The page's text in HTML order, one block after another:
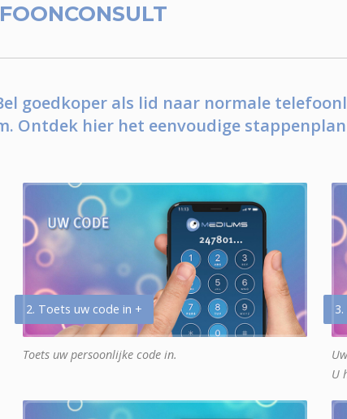
goedkoper als lid naar normale
Ontdek hier het eenvoudige
2. Toets uw code in +
Toets uw persoonlijke code in.
U